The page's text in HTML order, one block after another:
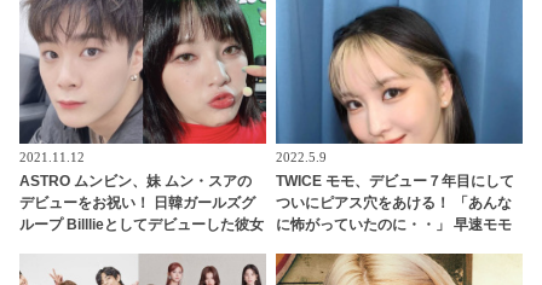
覚にびっくり… メンバーのだれもが
酷評したその食べ物の正体とは
2021.11.12
ASTRO ムンビン、妹 ムン・スアの
デビューをお祝い！ 日韓ガールズグ
ループ Billlieとしてデビューした彼女
2022.5.9
TWICE モモ、デビュー７年目にして
ついにピアス穴をあける！ 「あんな
に怖がっていたのに・・」 早速モモ